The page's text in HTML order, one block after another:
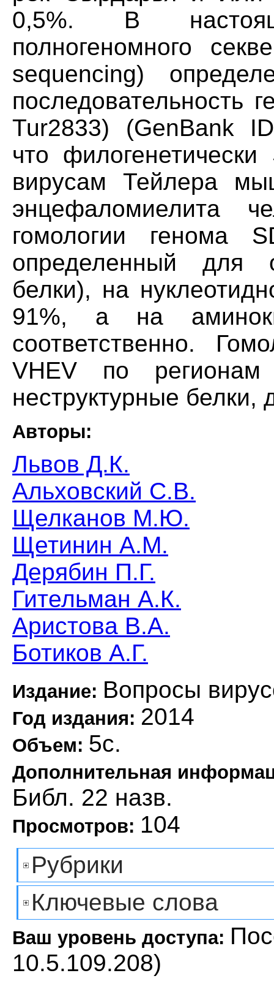
0,5%. В
полногеномного
sequencing)
последовательность
Tur2833) (GenBank
что
вирусам Тейлера
энцефаломиелита
гомологии генома
определенный для
белки), на
91%, а на
соответственно.
VHEV по
неструктурные белки,
Авторы:
Львов Д.К.
Альховский С.В.
Щелканов М.Ю.
Щетинин А.М.
Дерябин П.Г.
Гительман А.К.
Аристова В.А.
Ботиков А.Г.
Издание: Вопросы
Год издания: 2014
Объем: 5с.
Дополнительная
Библ. 22 назв.
Просмотров: 104
Рубрики
Ключевые слова
Ваш уровень доступа:
10.5.109.208)